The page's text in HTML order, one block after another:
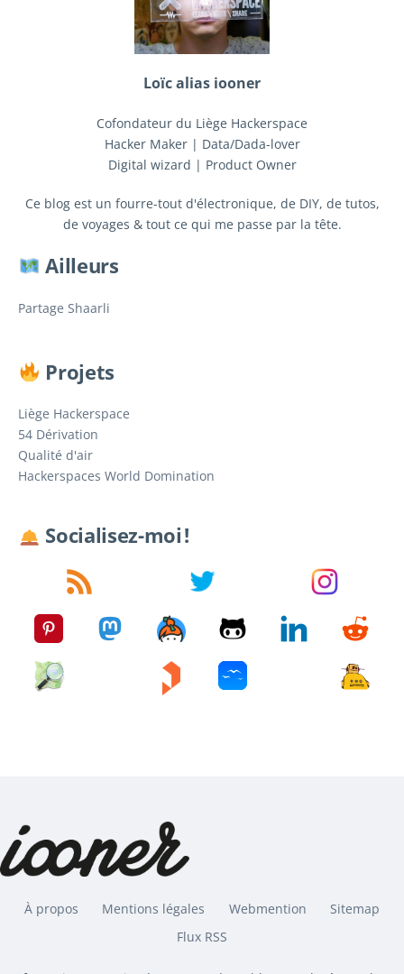
Loïc alias iooner
Cofondateur du Liège Hackerspace
Hacker Maker | Data/Dada-lover
Digital wizard | Product Owner
Ce blog est un fourre-tout d'électronique, de DIY, de tutos,
de voyages & tout ce qui me passe par la tête.
Ailleurs
Partage Shaarli
Projets
Liège Hackerspace
54 Dérivation
Qualité d'air
Hackerspaces World Domination
Socialisez-moi !
À propos Mentions légales Webmention
Sitemap
Flux RSS